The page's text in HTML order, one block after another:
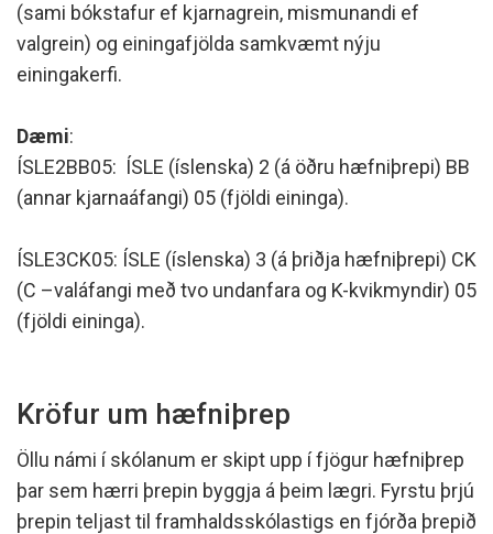
(sami bókstafur ef kjarnagrein, mismunandi ef
valgrein) og einingafjölda samkvæmt nýju
einingakerfi.
Dæmi:
ÍSLE2BB05: ÍSLE (íslenska) 2 (á öðru hæfniþrepi) BB
(annar kjarnaáfangi) 05 (fjöldi eininga).
ÍSLE3CK05: ÍSLE (íslenska) 3 (á þriðja hæfniþrepi) CK
(C –valáfangi með tvo undanfara og K-kvikmyndir) 05
(fjöldi eininga).
Kröfur um hæfniþrep
Öllu námi í skólanum er skipt upp í fjögur hæfniþrep
þar sem hærri þrepin byggja á þeim lægri. Fyrstu þrjú
þrepin teljast til framhaldsskólastigs en fjórða þrepið